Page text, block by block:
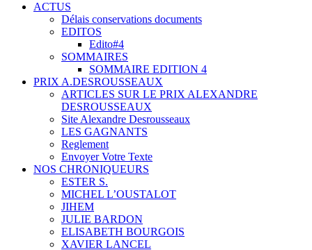
ACTUS
Délais conservations documents
EDITOS
Edito#4
SOMMAIRES
SOMMAIRE EDITION 4
PRIX A.DESROUSSEAUX
ARTICLES SUR LE PRIX ALEXANDRE
DESROUSSEAUX
Site Alexandre Desrousseaux
LES GAGNANTS
Reglement
Envoyer Votre Texte
NOS CHRONIQUEURS
ESTER S.
MICHEL L’OUSTALOT
JIHEM
JULIE BARDON
ELISABETH BOURGOIS
XAVIER LANCEL